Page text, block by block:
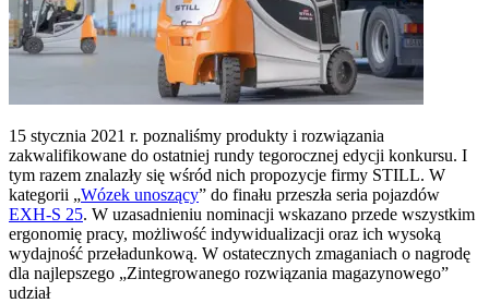
15 stycznia 2021 r. poznaliśmy produkty i rozwiązania
zakwalifikowane do ostatniej rundy tegorocznej edycji konkursu. I
tym razem znalazły się wśród nich propozycje firmy STILL. W
kategorii „Wózek unoszący” do finału przeszła seria pojazdów
EXH-S 25. W uzasadnieniu nominacji wskazano przede wszystkim
ergonomię pracy, możliwość indywidualizacji oraz ich wysoką
wydajność przeładunkową. W ostatecznych zmaganiach o nagrodę
dla najlepszego „Zintegrowanego rozwiązania magazynowego”
udział